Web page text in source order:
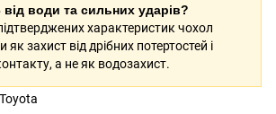
від води та сильних ударів?
характеристик чохол
як захист від дрібних потертостей і
а не як водозахист.
Toyota